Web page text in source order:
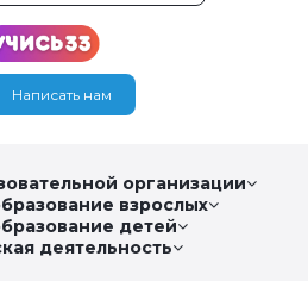
Написать нам
организации
взрослых
детей
деятельность